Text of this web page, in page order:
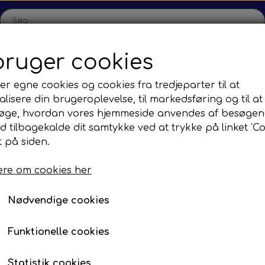
Hjem Shop
Sefac
Road Solutions
Oprydningsudsalg af
Produktion Kontakt
F. VDL
cookies
egne cookies og cookies fra tredjeparter til at
din brugeroplevelse, til markedsføring og til at
hvordan vores hjemmeside anvendes af
tilbagekalde dit samtykke ved at trykke på linket
på siden.
om cookies her
Nødvendige cookies
Funktionelle cookies